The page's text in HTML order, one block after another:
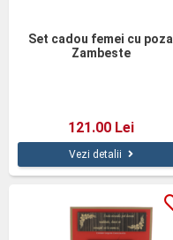
Set cadou femei cu poza
Zambeste
121.00 Lei
Vezi detalii